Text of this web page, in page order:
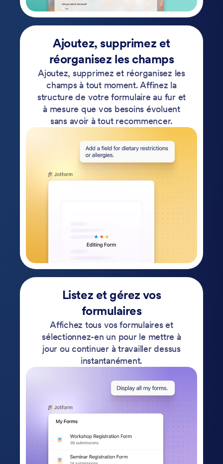
Ajoutez, supprimez et
réorganisez les champs
Ajoutez, supprimez et réorganisez les
champs à tout moment. Affinez la
structure de votre formulaire au fur et
à mesure que vos besoins évoluent
sans avoir à tout recommencer.
Listez et gérez vos
formulaires
Affichez tous vos formulaires et
sélectionnez-en un pour le mettre à
jour ou continuer à travailler dessus
instantanément.